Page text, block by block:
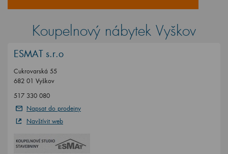
Koupelnový nábytek Vyškov
ESMAT s.r.o
Cukrovarská 55
682 01 Vyškov
517 330 080
Napsat do prodejny
Navštívit web